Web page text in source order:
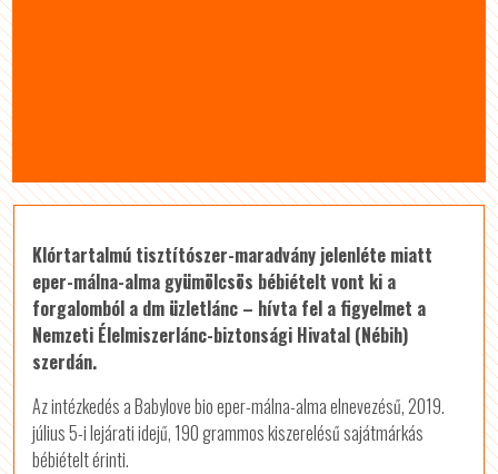
Klórtartalmú tisztítószer-maradvány jelenléte miatt
eper-málna-alma gyümölcsös bébiételt vont ki a
forgalomból a dm üzletlánc – hívta fel a figyelmet a
Nemzeti Élelmiszerlánc-biztonsági Hivatal (Nébih)
szerdán.
Az intézkedés a Babylove bio eper-málna-alma elnevezésű, 2019.
július 5-i lejárati idejű, 190 grammos kiszerelésű sajátmárkás
bébiételt érinti.